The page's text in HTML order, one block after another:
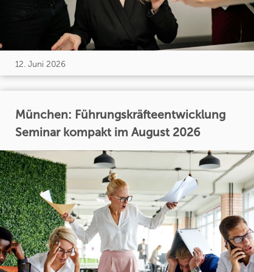
12. Juni 2026
München: Führungskräfteentwicklung
Seminar kompakt im August 2026